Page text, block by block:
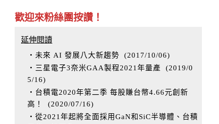
歡迎來粉絲團按讚！
延伸閱讀
‧未來 AI 發展八大新趨勢 (2017/10/06)
‧三星電子3奈米GAA製程2021年量產 (2019/0
5/16)
‧台積電2020年第二季 每股賺台幣4.66元創新
高！
(2020/07/16)
‧從2021年起將全面採用GaN和SiC半導體、台積